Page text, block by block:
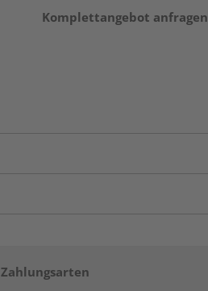
Komplettangebot anfragen
Zahlungsarten